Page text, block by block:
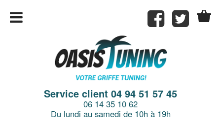
Service client 04 94 51 57 45
06 14 35 10 62
Du lundi au samedi de 10h à 19h